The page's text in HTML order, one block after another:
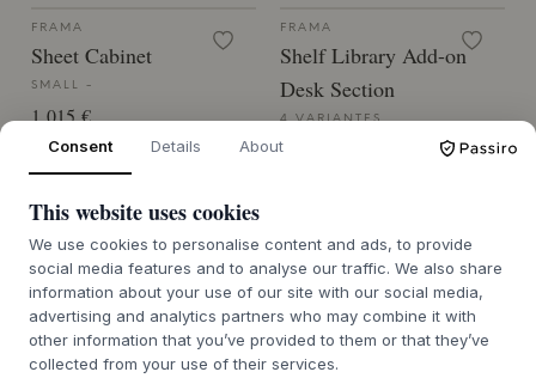
FRAMA
Sheet Cabinet
SMALL -
1 015 €
59.6 X 16 X 59.6 CM
FRAMA
Shelf Library Add-on
Desk Section
4 VARIANTES
1 080 €
Shelf Library Add-on
Section
Shelf Library Cabinet
2 VARIANTES
Consent Details About
This website uses cookies
We use cookies to personalise content and ads, to provide
social media features and to analyse our traffic. We also share
information about your use of our site with our social media,
advertising and analytics partners who may combine it with
other information that you’ve provided to them or that they’ve
collected from your use of their services.